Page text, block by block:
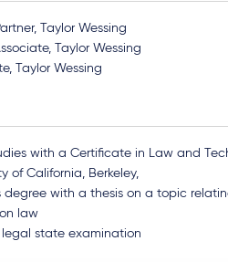
Taylor Wessing
Taylor Wessing
Taylor Wessing
with a Certificate in Law and
of California, Berkeley,
degree with a thesis on a topic
law
legal state examination